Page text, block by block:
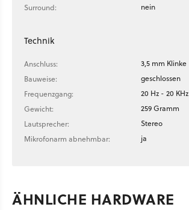
Surround: nein
Technik
Anschluss:
3,5 mm Klinke
Bauweise:
geschlossen
Frequenzgang:
20 Hz - 20 KHz
Gewicht:
259 Gramm
Lautsprecher:
Stereo
Mikrofonarm abnehmbar:
ja
ÄHNLICHE HARDWARE